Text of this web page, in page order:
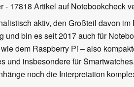
- 17818 Artikel auf Notebookcheck
aktiv, den Großteil davon
und bin es seit 2017 auch für
dem Raspberry Pi – also
und insbesondere für
noch die Interpretation